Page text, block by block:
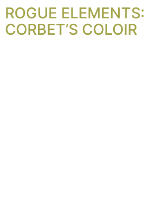
ROGUE ELEMENTS:
CORBET’S COLOIR